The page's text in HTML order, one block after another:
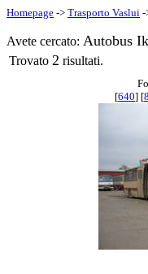
Homepage -> Trasporto Vaslui -
Avete cercato: Autobus
Trovato 2 risultati.
[640] [